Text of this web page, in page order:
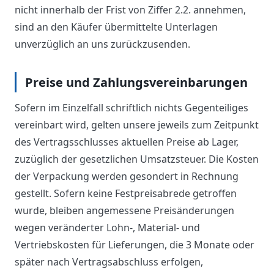
nicht innerhalb der Frist von Ziffer 2.2. annehmen,
sind an den Käufer übermittelte Unterlagen
unverzüglich an uns zurückzusenden.
Preise und Zahlungsvereinbarungen
Sofern im Einzelfall schriftlich nichts Gegenteiliges
vereinbart wird, gelten unsere jeweils zum Zeitpunkt
des Vertragsschlusses aktuellen Preise ab Lager,
zuzüglich der gesetzlichen Umsatzsteuer. Die Kosten
der Verpackung werden gesondert in Rechnung
gestellt. Sofern keine Festpreisabrede getroffen
wurde, bleiben angemessene Preisänderungen
wegen veränderter Lohn-, Material- und
Vertriebskosten für Lieferungen, die 3 Monate oder
später nach Vertragsabschluss erfolgen,